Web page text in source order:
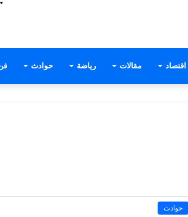
اقتصاد مقالات رياضة حوادث
حوادث